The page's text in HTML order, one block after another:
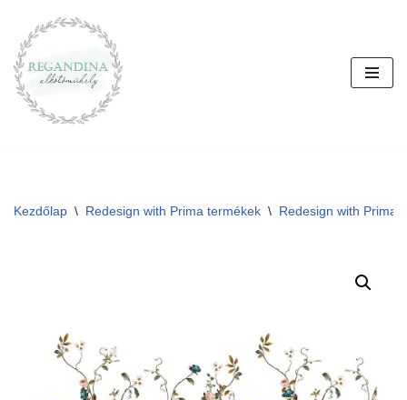
Skip
to
content
Kezdőlap \ Redesign with Prima termékek \ Redesign with Prima